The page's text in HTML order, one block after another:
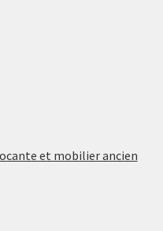
et mobilier ancien